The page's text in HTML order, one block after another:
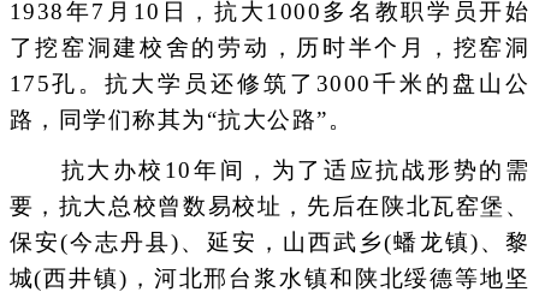
1938年7月10日，抗大1000多名教职学员开始
了挖窑洞建校舍的劳动，历时半个月，挖窑洞
175孔。抗大学员还修筑了3000千米的盘山公
路，同学们称其为“抗大公路”。
抗大办校10年间，为了适应抗战形势的需
要，抗大总校曾数易校址，先后在陕北瓦窑堡、
保安(今志丹县)、延安，山西武乡(蟠龙镇)、黎
城(西井镇)，河北邢台浆水镇和陕北绥德等地坚